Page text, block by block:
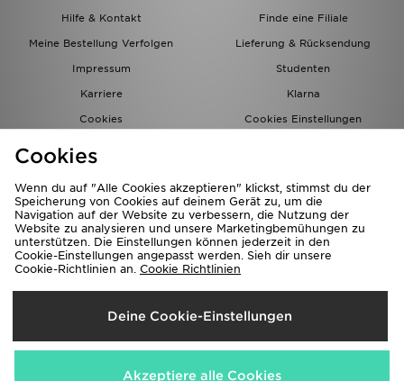
Hilfe & Kontakt
Finde eine Filiale
Meine Bestellung Verfolgen
Lieferung & Rücksendung
Impressum
Studenten
Karriere
Klarna
Cookies
Cookies Einstellungen
Lieferung Nach
Deutschland
Wir akzeptieren folgende Zahlungsmethoden
Cookies
Wenn du auf "Alle Cookies akzeptieren" klickst, stimmst du der
Speicherung von Cookies auf deinem Gerät zu, um die
Navigation auf der Website zu verbessern, die Nutzung der
Website zu analysieren und unsere Marketingbemühungen zu
unterstützen. Die Einstellungen können jederzeit in den
Cookie-Einstellungen angepasst werden. Sieh dir unsere
Cookie-Richtlinien an. Cookie Richtlinien
Deine Cookie-Einstellungen
Akzeptiere alle Cookies